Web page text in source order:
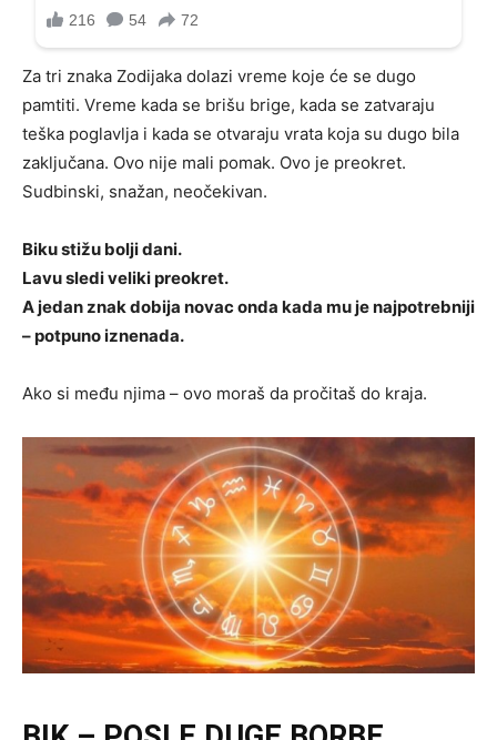
Za tri znaka Zodijaka dolazi vreme koje će se dugo
pamtiti. Vreme kada se brišu brige, kada se zatvaraju
teška poglavlja i kada se otvaraju vrata koja su dugo bila
zaključana. Ovo nije mali pomak. Ovo je preokret.
Sudbinski, snažan, neočekivan.
Biku stižu bolji dani.
Lavu sledi veliki preokret.
A jedan znak dobija novac onda kada mu je najpotrebniji
– potpuno iznenada.
Ako si među njima – ovo moraš da pročitaš do kraja.